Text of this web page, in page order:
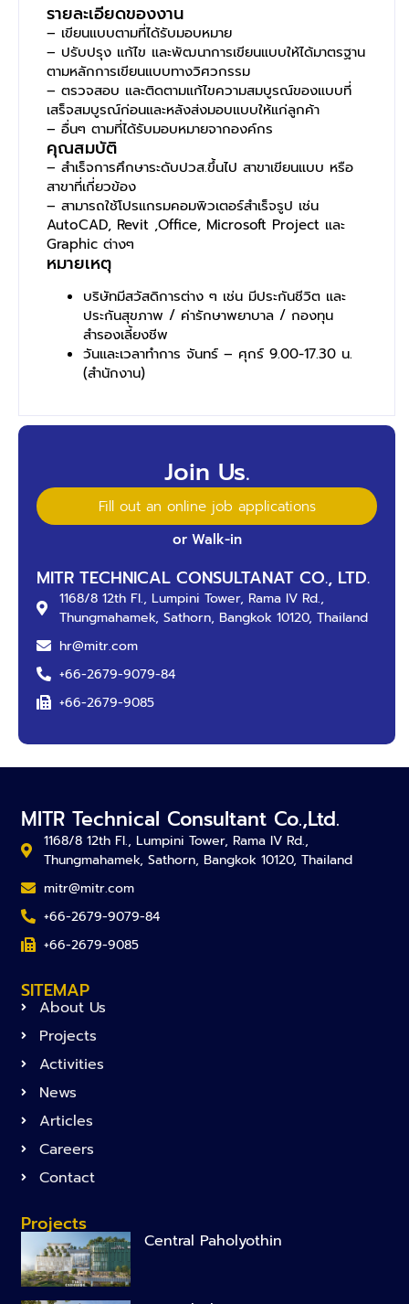
รายละเอียดของงาน
– เขียนแบบตามที่ได้รับมอบหมาย
– ปรับปรุง แก้ไข และพัฒนาการเขียนแบบให้ได้มาตรฐาน
ตามหลักการเขียนแบบทางวิศวกรรม
– ตรวจสอบ และติดตามแก้ไขความสมบูรณ์ของแบบที่
เสร็จสมบูรณ์ก่อนและหลังส่งมอบแบบให้แก่ลูกค้า
– อื่นๆ ตามที่ได้รับมอบหมายจากองค์กร
คุณสมบัติ
– สำเร็จการศึกษาระดับปวส.ขึ้นไป สาขาเขียนแบบ หรือ
สาขาที่เกี่ยวข้อง
– สามารถใช้โปรแกรมคอมพิวเตอร์สำเร็จรูป เช่น
AutoCAD, Revit ,Office, Microsoft Project และ
Graphic ต่างๆ
หมายเหตุ
บริษัทมีสวัสดิการต่าง ๆ เช่น มีประกันชีวิต และ
ประกันสุขภาพ / ค่ารักษาพยาบาล / กองทุน
สำรองเลี้ยงชีพ
วันและเวลาทำการ จันทร์ – ศุกร์ 9.00-17.30 น.
(สำนักงาน)
Join Us.
Fill out an online job applications
or Walk-in
MITR TECHNICAL CONSULTANAT CO., LTD.
1168/8 12th Fl., Lumpini Tower, Rama IV Rd.,
Thungmahamek, Sathorn, Bangkok 10120, Thailand
hr@mitr.com​
+66-2679-9079-84
+66-2679-9085
MITR Technical Consultant Co.,Ltd.
1168/8 12th Fl., Lumpini Tower, Rama IV Rd.,
Thungmahamek, Sathorn, Bangkok 10120, Thailand
mitr@mitr.com
+66-2679-9079-84
+66-2679-9085
SITEMAP
About Us
Projects
Activities
News
Articles
Careers
Contact
Projects
Central Paholyothin